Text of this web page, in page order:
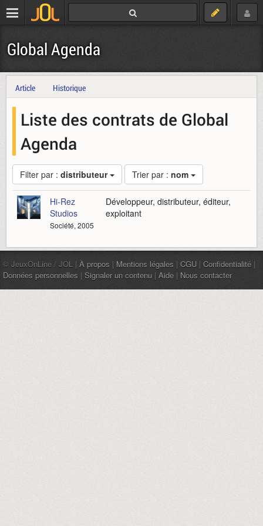
Global Agenda
Article Historique
Liste des contrats de Global
Agenda
Filter par : distributeur Trier par : nom
Hi-Rez
Studios
Société, 2005
Développeur, distributeur, éditeur,
exploitant
© JeuxOnLine / JOL | À propos | Mentions légales | CGU | Confidentialité |
Données personnelles | Signaler un contenu | Aide | Nous contacter